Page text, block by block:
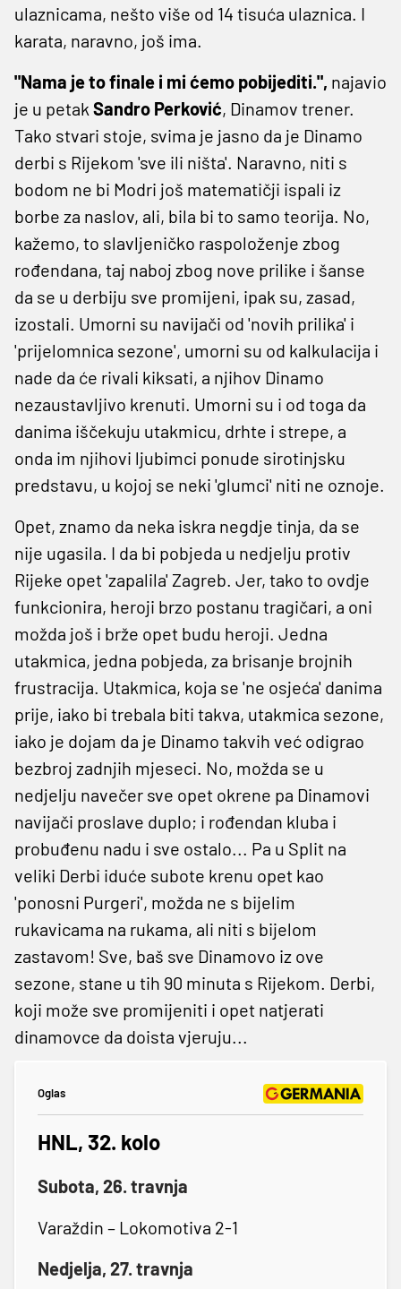
ulaznicama, nešto više od 14 tisuća ulaznica. I
karata, naravno, još ima.
"Nama je to finale i mi ćemo pobijediti.", najavio
je u petak Sandro Perković, Dinamov trener.
Tako stvari stoje, svima je jasno da je Dinamo
derbi s Rijekom 'sve ili ništa'. Naravno, niti s
bodom ne bi Modri još matematičji ispali iz
borbe za naslov, ali, bila bi to samo teorija. No,
kažemo, to slavljeničko raspoloženje zbog
rođendana, taj naboj zbog nove prilike i šanse
da se u derbiju sve promijeni, ipak su, zasad,
izostali. Umorni su navijači od 'novih prilika' i
'prijelomnica sezone', umorni su od kalkulacija i
nade da će rivali kiksati, a njihov Dinamo
nezaustavljivo krenuti. Umorni su i od toga da
danima iščekuju utakmicu, drhte i strepe, a
onda im njihovi ljubimci ponude sirotinjsku
predstavu, u kojoj se neki 'glumci' niti ne oznoje.
Opet, znamo da neka iskra negdje tinja, da se
nije ugasila. I da bi pobjeda u nedjelju protiv
Rijeke opet 'zapalila' Zagreb. Jer, tako to ovdje
funkcionira, heroji brzo postanu tragičari, a oni
možda još i brže opet budu heroji. Jedna
utakmica, jedna pobjeda, za brisanje brojnih
frustracija. Utakmica, koja se 'ne osjeća' danima
prije, iako bi trebala biti takva, utakmica sezone,
iako je dojam da je Dinamo takvih već odigrao
bezbroj zadnjih mjeseci. No, možda se u
nedjelju navečer sve opet okrene pa Dinamovi
navijači proslave duplo; i rođendan kluba i
probuđenu nadu i sve ostalo... Pa u Split na
veliki Derbi iduće subote krenu opet kao
'ponosni Purgeri', možda ne s bijelim
rukavicama na rukama, ali niti s bijelom
zastavom! Sve, baš sve Dinamovo iz ove
sezone, stane u tih 90 minuta s Rijekom. Derbi,
koji može sve promijeniti i opet natjerati
dinamovce da doista vjeruju...
Oglas
HNL, 32. kolo
Subota, 26. travnja
Varaždin – Lokomotiva 2-1
Nedjelja, 27. travnja